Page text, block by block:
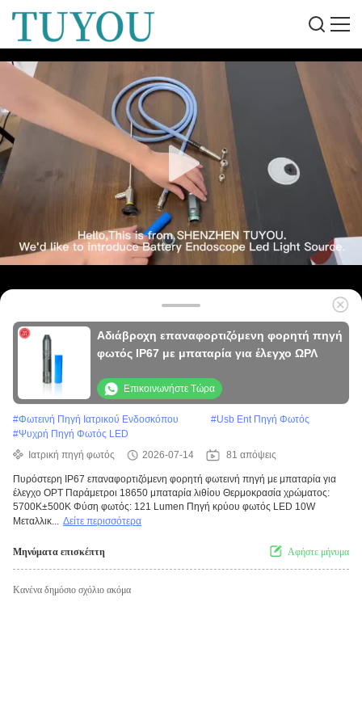
Αδιάβροχη επαναφορτιζόμενη φορητή πηγή
φωτός IP67 με μπαταρία για έλεγχο ΩΡΛ
Επικοινωνήστε Τώρα
#Φωτεινή Πηγή Ιατρικού Ενδοσκόπου #Usb Ent Πηγή Φωτός
#Ψυχρή Πηγή Φωτός LED
Ιατρική πηγή φωτός
2026-07-14 81 απόψεις
Πυρόστερη IP67 επαναφορτιζόμενη φορητή φωτεινή πηγή με μπαταρία για
έλεγχο ΟΡΤ Παράμετροι 18650 μπαταρία λιθίου Θερμοκρασία χρώματος:
5700K±500K Φύση φωτός: 121 Lumen Πηγή κρύου φωτός LED 10W
Μεταλλικ... Δείτε περισσότερα
Μηνύματα επισκέπτη Αφήστε μήνυμα
Κανένα δημόσιο σχόλιο ακόμα